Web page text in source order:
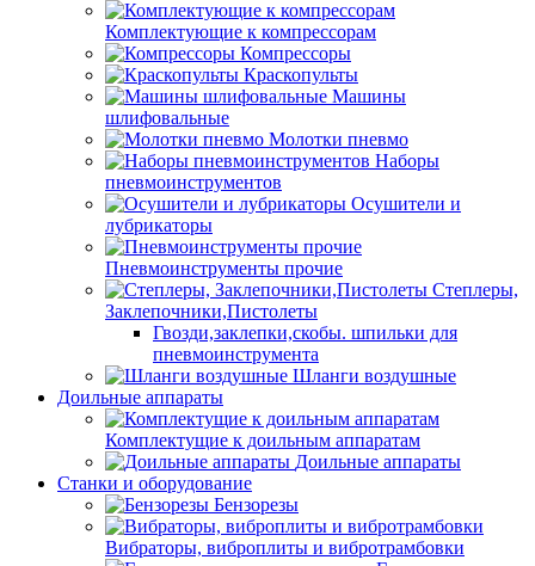
Комплектующие к компрессорам
Компрессоры
Краскопульты
Машины
шлифовальные
Молотки пневмо
Наборы
пневмоинструментов
Осушители и
лубрикаторы
Пневмоинструменты прочие
Степлеры,
Заклепочники,Пистолеты
Гвозди,заклепки,скобы. шпильки для
пневмоинструмента
Шланги воздушные
Доильные аппараты
Комплектущие к доильным аппаратам
Доильные аппараты
Станки и оборудование
Бензорезы
Вибраторы, виброплиты и вибротрамбовки